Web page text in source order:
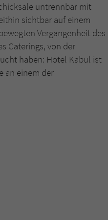
untrennbar mit
sichtbar auf einem
Vergangenheit des
Caterings, von der
haben: Hotel Kabul ist
an einem der
GmbH & Co. KG